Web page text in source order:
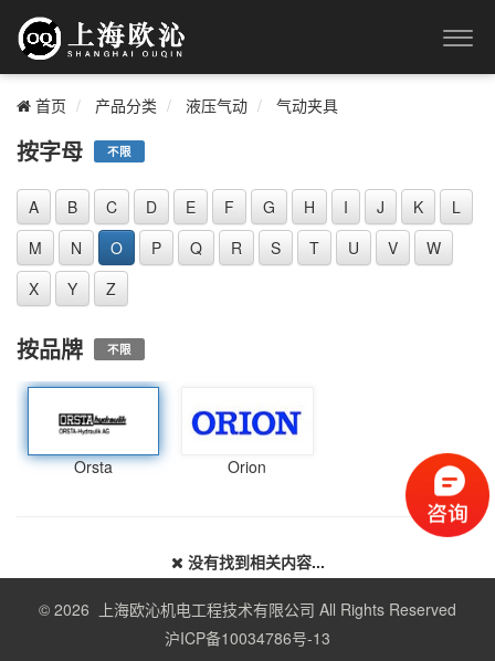
首页 产品分类 液压气动 气动夹具
按字母 不限
A B C D E F G H I J K
L
M
N O P Q R S T U V
W
X
Y Z
按品牌 不限
Orsta Orion
没有找到相关内容...
© 2026 上海欧沁机电工程技术有限公司 All Rights Reserved
沪ICP备10034786号-13